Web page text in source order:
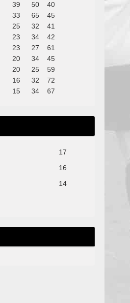
39 50
40
33 65
45
25 32
41
23 34
42
23 27
61
20 34
45
20 25
59
16 32
72
15 34 67
17
16
14